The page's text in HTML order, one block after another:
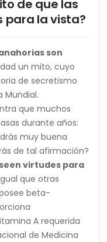
de que las
para la vista?
son
un mito, cuyo
de secretismo
Mundial.
que muchos
durante años:
muy buena
de tal afirmación?
virtudes para
que otras
beta-
A requerida
de Medicina